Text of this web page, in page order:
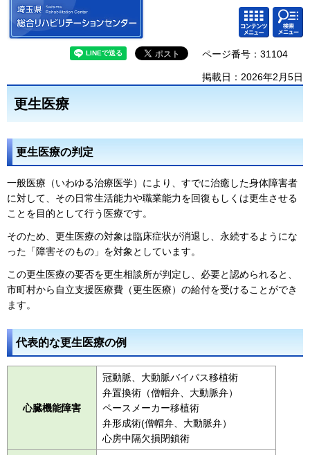
埼玉県 総合リハビリテーション
センター
コンテ
ンツメ
ニュー
検索・
共通メ
ニュー
ページ番号：31104
掲載日：2026年2月5日
更生医療
更生医療の判定
一般医療（いわゆる治療医学）により、すでに治癒した身体障害者
に対して、その日常生活能力や職業能力を回復もしくは更生させる
ことを目的として行う医療です。
そのため、更生医療の対象は臨床症状が消退し、永続するようにな
った「障害そのもの」を対象としています。
この更生医療の要否を更生相談所が判定し、必要と認められると、
市町村から自立支援医療費（更生医療）の給付を受けることができ
ます。
代表的な更生医療の例
心臓機能障害
冠動脈、大動脈バイパス移植術
弁置換術（僧帽弁、大動脈弁）
ペースメーカー移植術
弁形成術(僧帽弁、大動脈弁）
心房中隔欠損閉鎖術